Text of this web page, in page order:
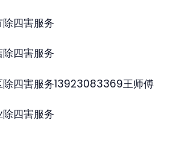
四害服务
四害服务
除四害服务13923083369王师傅
四害服务